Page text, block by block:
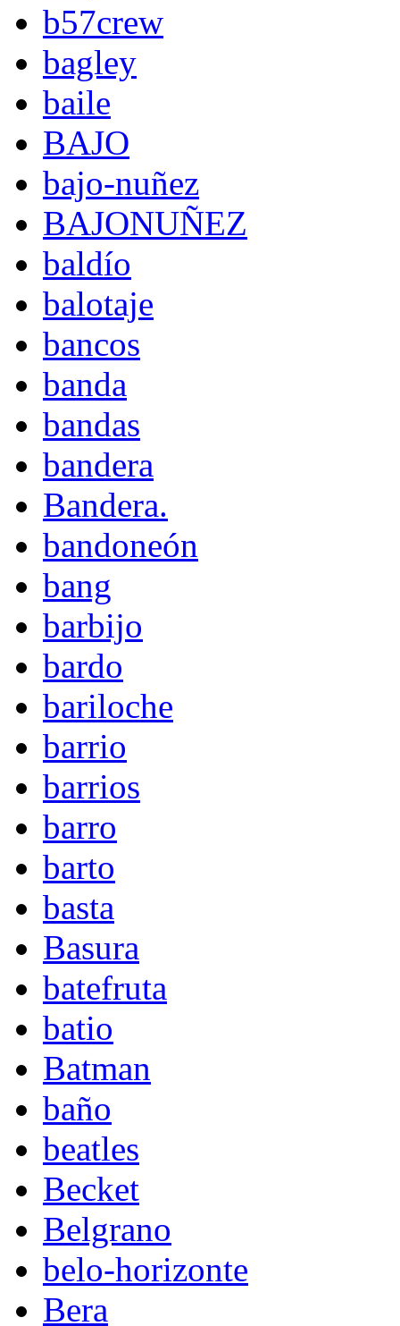
b57crew
bagley
baile
BAJO
bajo-nuñez
BAJONUÑEZ
baldío
balotaje
bancos
banda
bandas
bandera
Bandera.
bandoneón
bang
barbijo
bardo
bariloche
barrio
barrios
barro
barto
basta
Basura
batefruta
batio
Batman
baño
beatles
Becket
Belgrano
belo-horizonte
Bera